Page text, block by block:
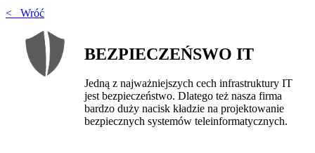
< Wróć
BEZPIECZEŃSWO IT
Jedną z najważniejszych cech infrastruktury IT
jest bezpieczeństwo. Dlatego też nasza firma
bardzo duży nacisk kładzie na projektowanie
bezpiecznych systemów teleinformatycznych.